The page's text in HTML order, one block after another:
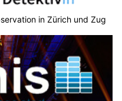
in Zürich und Zug